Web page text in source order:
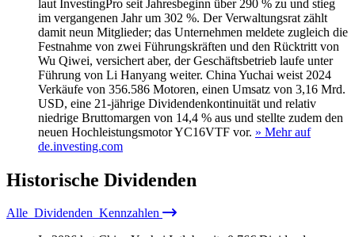
laut InvestingPro seit Jahresbeginn über 290 % zu und stieg
im vergangenen Jahr um 302 %. Der Verwaltungsrat zählt
damit neun Mitglieder; das Unternehmen meldete zugleich die
Festnahme von zwei Führungskräften und den Rücktritt von
Wu Qiwei, versichert aber, der Geschäftsbetrieb laufe unter
Führung von Li Hanyang weiter. China Yuchai weist 2024
Verkäufe von 356.586 Motoren, einen Umsatz von 3,16 Mrd.
USD, eine 21-jährige Dividendenkontinuität und relativ
niedrige Bruttomargen von 14,4 % aus und stellte zudem den
neuen Hochleistungsmotor YC16VTF vor. » Mehr auf
de.investing.com
Historische Dividenden
Alle Dividenden Kennzahlen